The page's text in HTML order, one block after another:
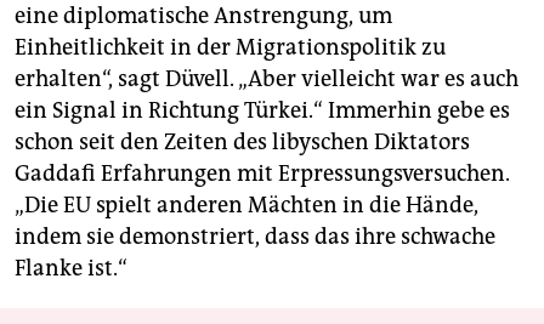
eine diplomatische Anstrengung, um
Einheitlichkeit in der Migrationspolitik zu
erhalten“, sagt Düvell. „Aber vielleicht war es auch
ein Signal in Richtung Türkei.“ Immerhin gebe es
schon seit den Zeiten des libyschen Diktators
Gaddafi Erfahrungen mit Erpressungsversuchen.
„Die EU spielt anderen Mächten in die Hände,
indem sie demonstriert, dass das ihre schwache
Flanke ist.“